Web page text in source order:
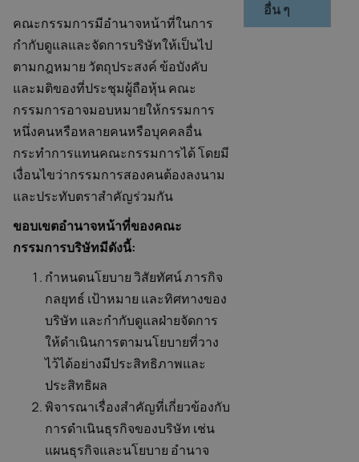
คณะกรรมการมีอำนาจหน้าที่ในการ
กำกับดูแลและจัดการบริษัทให้เป็นไป
ตามกฎหมาย วัตถุประสงค์ ข้อบังคับ
และมติของที่ประชุมผู้ถือหุ้น คณะ
กรรมการอาจมอบหมายให้กรรมการ
หนึ่งคนหรือหลายคนหรือบุคคลอื่น
กระทำการแทนคณะกรรมการได้ โดยมี
เงื่อนไขว่ากรรมการสองคนต้องลงนาม
และประทับตราสำคัญร่วมกัน
ขอบเขตอำนาจหน้าที่ของคณะ
กรรมการบริษัทมีดังนี้:
กำหนดนโยบาย วิสัยทัศน์ ภารกิจ
กลยุทธ์ เป้าหมาย และทิศทางของ
บริษัท และกำกับดูแลฝ่ายจัดการ
ให้ดำเนินการตามนโยบายที่วาง
ไว้ได้อย่างมีประสิทธิภาพและ
ประสิทธิผล
พิจารณาเรื่องสำคัญที่เกี่ยวข้องกับ
การดำเนินธุรกิจของบริษัท เช่น
แผนธุรกิจและนโยบาย อำนาจ
อื่น ๆ